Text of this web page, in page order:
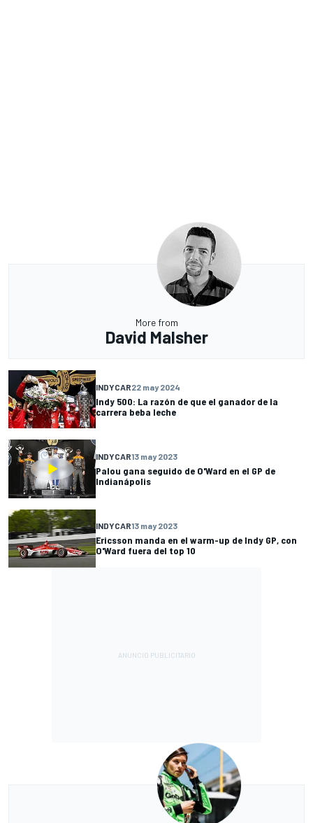
More from
David Malsher
INDYCAR22 may 2024
Indy 500: La razón de que el ganador de la
carrera beba leche
INDYCAR13 may 2023
Palou gana seguido de O'Ward en el GP de
Indianápolis
INDYCAR13 may 2023
Ericsson manda en el warm-up de Indy GP, con
O'Ward fuera del top 10